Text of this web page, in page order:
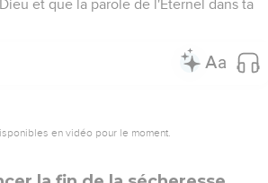
le taureau en morceaux et le
le firent une deuxième fois. Il dit :